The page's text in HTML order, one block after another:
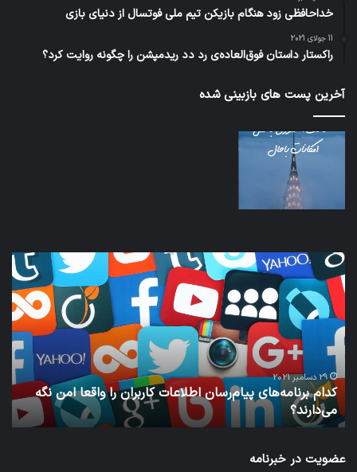
خداحافظی زود هنگام بازیکن تیم ملی فوتسال از دنیای بازی
11 جولای 2021
راکستار داستان فوق‌العاده‌ی رد دد ریدمپشن را چگونه روایت کرد؟
آخرین پست های بازبینی شده
کدام
برنامه‌های
پیام‌رسان
اطلاعات
کاربران
را
واقعا
امن
نگه
می‌دارند؟
29 دسامبر 2021
کدام برنامه‌های پیام‌رسان اطلاعات کاربران را واقعا امن نگه
می‌دارند؟
اپل
عضویت در خبرنامه